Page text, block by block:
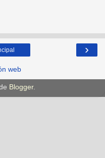
›
web
Blogger.